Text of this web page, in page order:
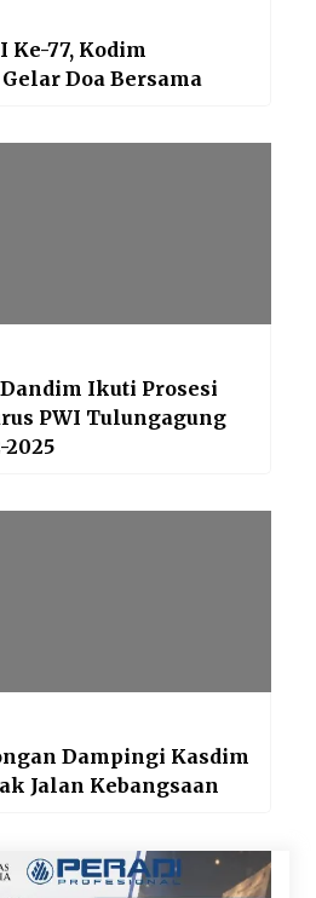
Ke-77, Kodim
Doa Bersama
Ikuti Prosesi
PWI Tulungagung
Dampingi Kasdim
Jalan Kebangsaan